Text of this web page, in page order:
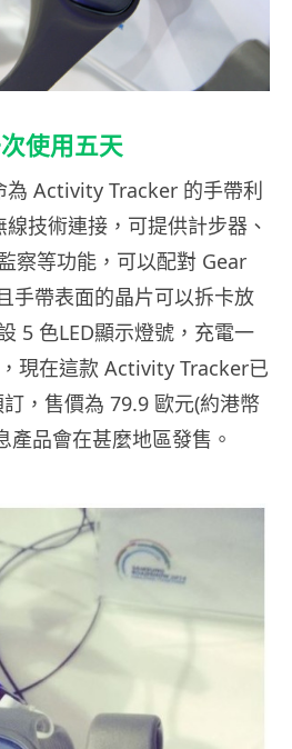
使用五天
為 Activity Tracker 的手帶利
線技術連接，可提供計步器、
察等功能，可以配對 Gear
手帶表面的晶片可以拆卡放
5 色LED顯示燈號，充電一
現在這款 Activity Tracker已
，售價為 79.9 歐元(約港幣
產品會在甚麼地區發售。